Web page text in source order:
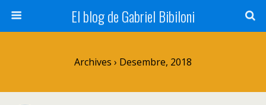
El blog de Gabriel Bibiloni
Archives › Desembre, 2018